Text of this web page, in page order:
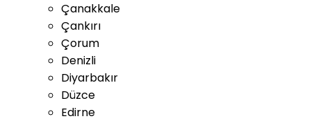
Çanakkale
Çankırı
Çorum
Denizli
Diyarbakır
Düzce
Edirne